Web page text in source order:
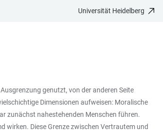
Universität Heidelberg
genutzt, von der anderen Seite
Dimensionen aufweisen: Moralische
zunächst nahestehenden Menschen führen.
wirken. Diese Grenze zwischen Vertrautem und